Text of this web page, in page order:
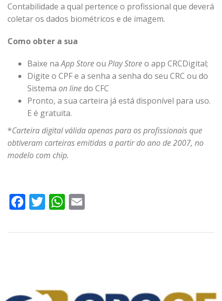
Contabilidade a qual pertence o profissional que deverá
coletar os dados biométricos e de imagem.
Como obter a sua
Baixe naApp Storeou Play Storeo app CRCDigital;
Digite o CPF e a senha a senha do seu CRC ou do
Sistema on linedo CFC
Pronto, a sua carteira já está disponível para uso.
E é gratuita.
*Carteira digital válida apenas para os profissionais que
obtiveram carteiras emitidas a partir do ano de 2007, no
modelo com chip.
Facebook
TwitterWhatsApp